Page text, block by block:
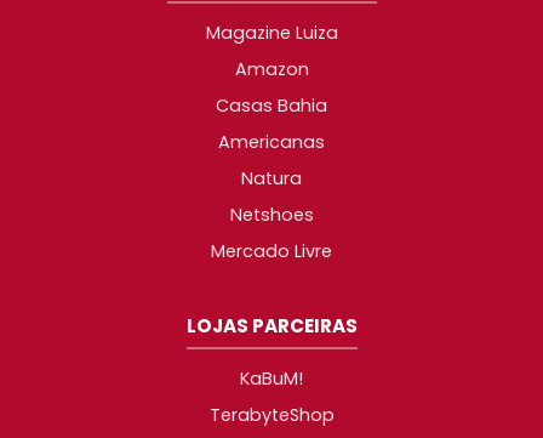
Magazine Luiza
Amazon
Casas Bahia
Americanas
Natura
Netshoes
Mercado Livre
LOJAS PARCEIRAS
KaBuM!
TerabyteShop